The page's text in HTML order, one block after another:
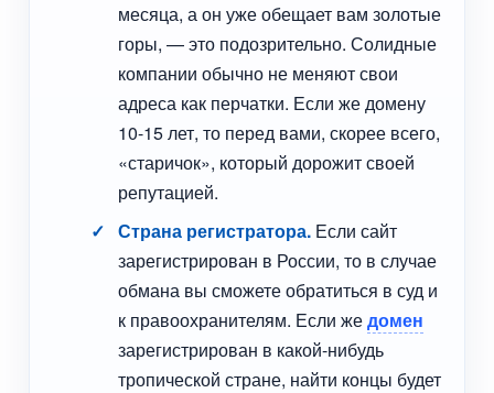
месяца, а он уже обещает вам золотые
горы, — это подозрительно. Солидные
компании обычно не меняют свои
адреса как перчатки. Если же домену
10-15 лет, то перед вами, скорее всего,
«старичок», который дорожит своей
репутацией.
Страна регистратора. Если сайт
зарегистрирован в России, то в случае
обмана вы сможете обратиться в суд и
к правоохранителям. Если жедомен
зарегистрирован в какой-нибудь
тропической стране, найти концы будет